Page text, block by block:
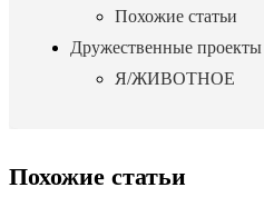
Похожие статьи
Дружественные проекты
Я/ЖИВОТНОЕ
Похожие статьи